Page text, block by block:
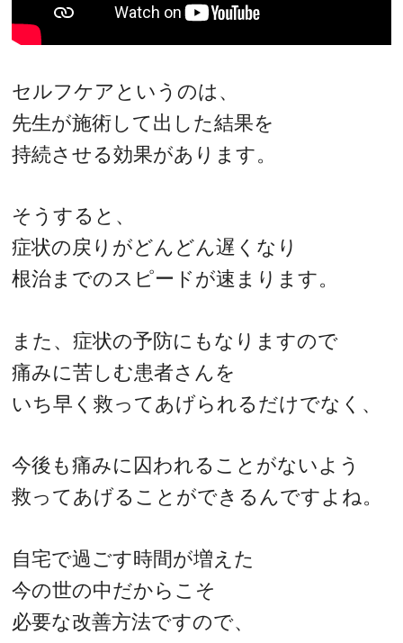
セルフケアというのは、
先生が施術して出した結果を
持続させる効果があります。
そうすると、
症状の戻りがどんどん遅くなり
根治までのスピードが速まります。
また、症状の予防にもなりますので
痛みに苦しむ患者さんを
いち早く救ってあげられるだけでなく、
今後も痛みに囚われることがないよう
救ってあげることができるんですよね。
自宅で過ごす時間が増えた
今の世の中だからこそ
必要な改善方法ですので、